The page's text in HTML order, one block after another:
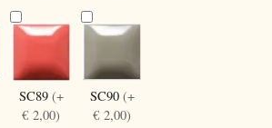
SC89 (+
€ 2,00)
SC90 (+
€ 2,00)